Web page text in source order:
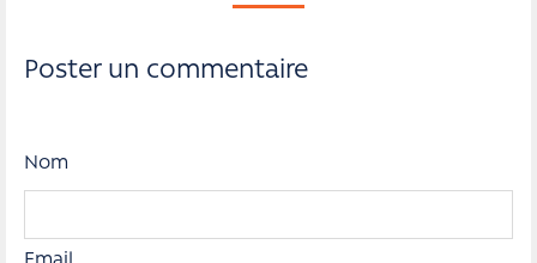
Poster un commentaire
Nom